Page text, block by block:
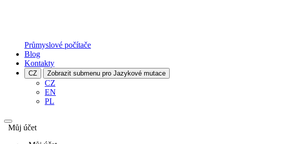
Průmyslové počítače
Blog
Kontakty
CZ Zobrazit submenu pro Jazykové mutace
CZ
EN
PL
Můj účet